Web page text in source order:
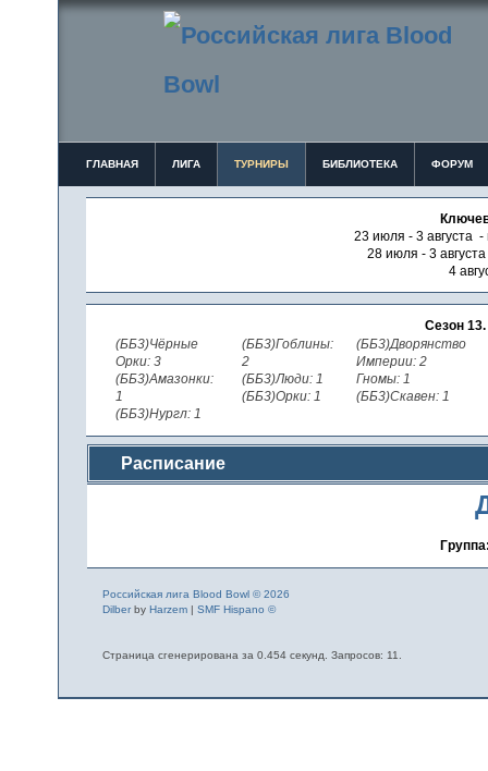
ГЛАВНАЯ ЛИГА ТУРНИРЫ БИБЛИОТЕКА ФОРУМ
23 июля - 3 августа -
28 июля - 3
4
Сезон 13.
(ББ3)Чёрные
Орки: 3
(ББ3)Амазонки:
1
(ББ3)Нургл: 1
(ББ3)Гоблины:
2
(ББ3)Люди: 1
(ББ3)Орки: 1
(ББ3)Дворянство
Империи: 2
Гномы: 1
(ББ3)Скавен: 1
Расписание
Российская лига Blood Bowl © 2026
Dilberby Harzem| SMF Hispano ©
Страница сгенерирована за 0.454 секунд. Запросов: 11.